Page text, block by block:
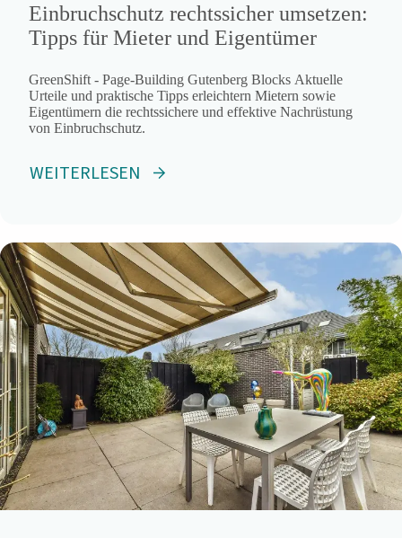
Einbruchschutz rechtssicher umsetzen:
Tipps für Mieter und Eigentümer
GreenShift - Page-Building Gutenberg Blocks Aktuelle
Urteile und praktische Tipps erleichtern Mietern sowie
Eigentümern die rechtssichere und effektive Nachrüstung
von Einbruchschutz.
WEITERLESEN